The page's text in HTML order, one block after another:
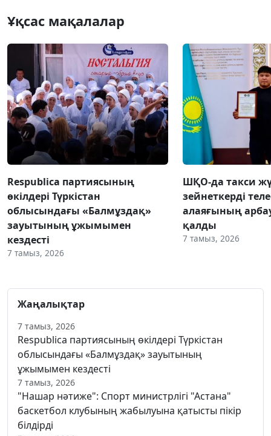
Ұқсас мақалалар
Respublica партиясының
өкілдері Түркістан
облысындағы «Балмұздақ»
зауытының ұжымымен
кездесті
7 тамыз, 2026
ШҚО-да такси
зейнеткерді
алаяғының
қалды
7 тамыз, 2026
Жаңалықтар
7 тамыз, 2026
Respublica партиясының өкілдері Түркістан
облысындағы «Балмұздақ» зауытының
ұжымымен кездесті
7 тамыз, 2026
"Нашар нәтиже": Спорт министрлігі "Астана"
баскетбол клубының жабылуына қатысты пікір
білдірді